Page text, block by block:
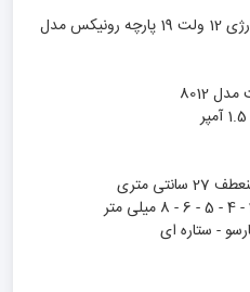
اطلاعات کامل در مورد متعلقات پک شارژی 12 ولت 19 پارچه رونیکس مدل